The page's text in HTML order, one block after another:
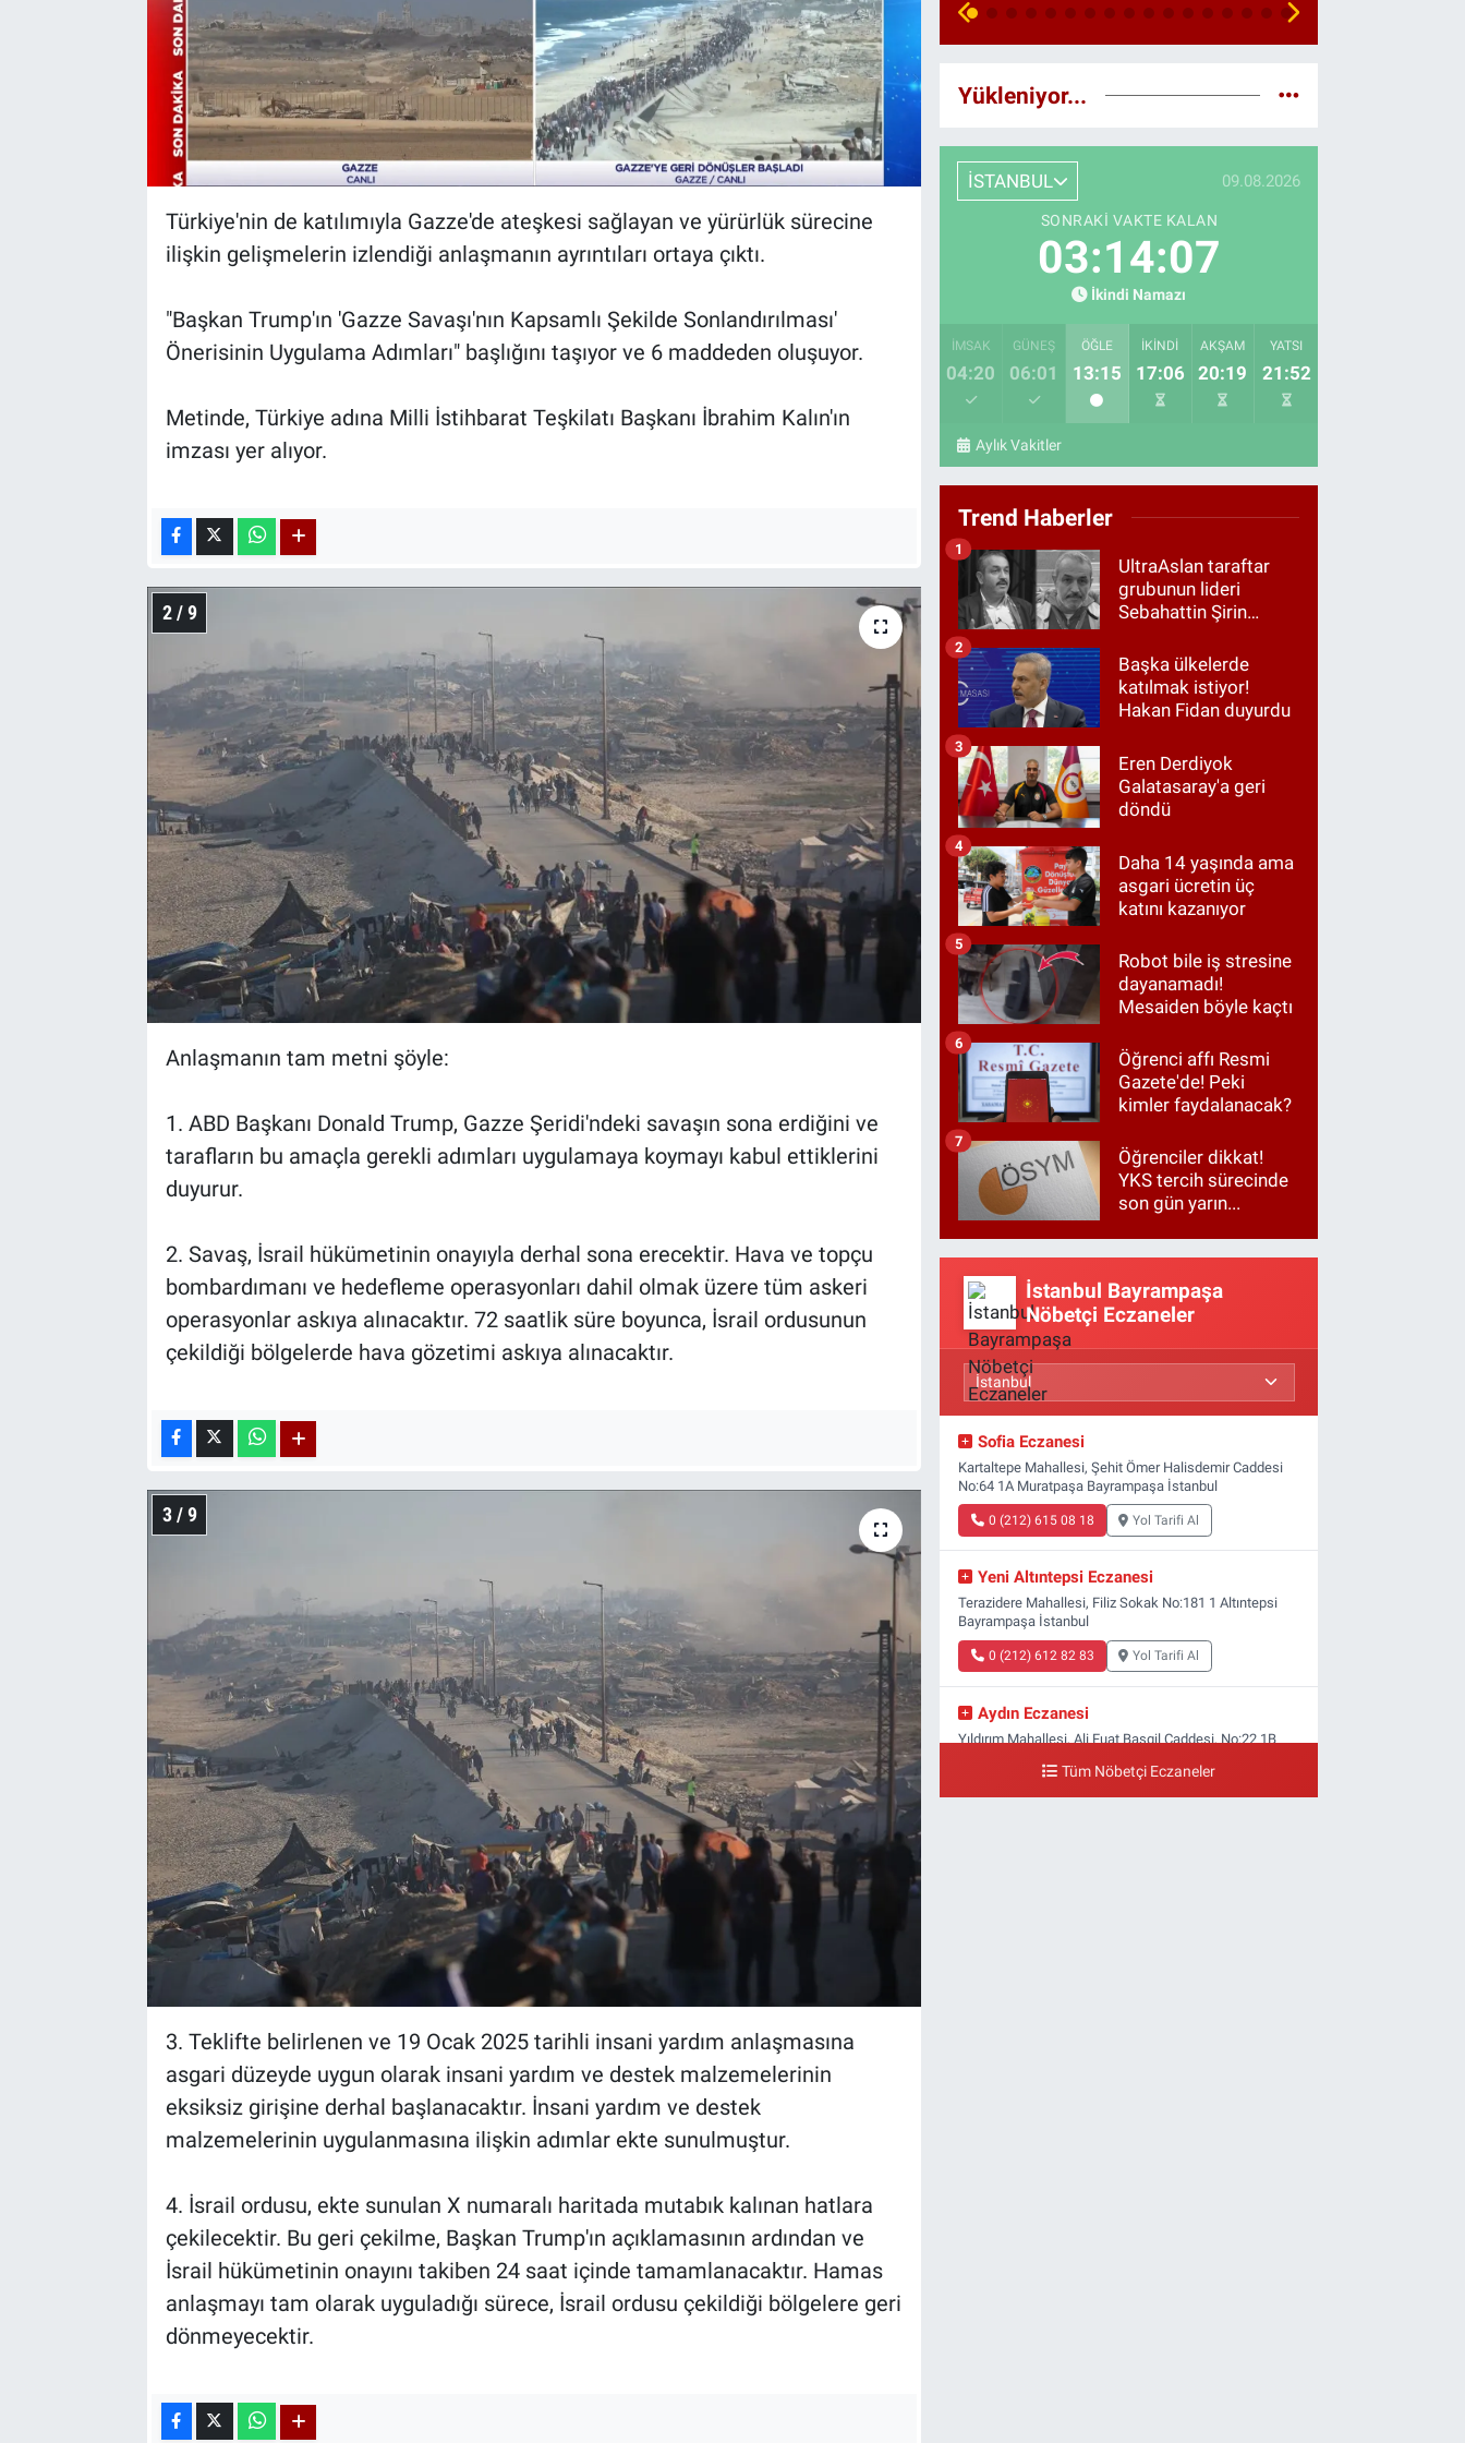
Türkiye'nin de katılımıyla Gazze'de ateşkesi sağlayan ve yürürlük sürecine
ilişkin gelişmelerin izlendiği anlaşmanın ayrıntıları ortaya çıktı.
"Başkan Trump'ın 'Gazze Savaşı'nın Kapsamlı Şekilde Sonlandırılması'
Önerisinin Uygulama Adımları" başlığını taşıyor ve 6 maddeden oluşuyor.
Metinde, Türkiye adına Milli İstihbarat Teşkilatı Başkanı İbrahim Kalın'ın
imzası yer alıyor.
2 / 9
Anlaşmanın tam metni şöyle:
1. ABD Başkanı Donald Trump, Gazze Şeridi'ndeki savaşın sona erdiğini ve
tarafların bu amaçla gerekli adımları uygulamaya koymayı kabul ettiklerini
duyurur.
2. Savaş, İsrail hükümetinin onayıyla derhal sona erecektir. Hava ve topçu
bombardımanı ve hedefleme operasyonları dahil olmak üzere tüm askeri
operasyonlar askıya alınacaktır. 72 saatlik süre boyunca, İsrail ordusunun
çekildiği bölgelerde hava gözetimi askıya alınacaktır.
3 / 9
3. Teklifte belirlenen ve 19 Ocak 2025 tarihli insani yardım anlaşmasına
asgari düzeyde uygun olarak insani yardım ve destek malzemelerinin
eksiksiz girişine derhal başlanacaktır. İnsani yardım ve destek
malzemelerinin uygulanmasına ilişkin adımlar ekte sunulmuştur.
4. İsrail ordusu, ekte sunulan X numaralı haritada mutabık kalınan hatlara
çekilecektir. Bu geri çekilme, Başkan Trump'ın açıklamasının ardından ve
İsrail hükümetinin onayını takiben 24 saat içinde tamamlanacaktır. Hamas
anlaşmayı tam olarak uyguladığı sürece, İsrail ordusu çekildiği bölgelere geri
dönmeyecektir.
Yükleniyor...
İSTANBUL 09.08.2026
SONRAKI VAKTE KALAN
03:14:05
İkindi Namazı
İMSAK
04:20
GÜNEŞ
06:01
ÖĞLE
13:15
İKINDI
17:06
AKŞAM
20:19
YATSI
21:52
Aylık Vakitler
Trend Haberler
UltraAslan taraftar
grubunun lideri
Sebahattin Şirin
1
Başka ülkelerde
katılmak istiyor!
Hakan Fidan duyurdu
2
Eren Derdiyok
Galatasaray'a geri
döndü
3
Daha 14 yaşında ama
asgari ücretin üç
katını kazanıyor
4
Robot bile iş stresine
dayanamadı!
Mesaiden böyle kaçtı
5
Öğrenci affı Resmi
Gazete'de! Peki
kimler faydalanacak?
6
Öğrenciler dikkat!
YKS tercih sürecinde
son gün yarın...
7
İstanbul Bayrampaşa
Nöbetçi Eczaneler
Sofia Eczanesi
Kartaltepe Mahallesi, Şehit Ömer Halisdemir Caddesi
No:64 1A Muratpaşa Bayrampaşa İstanbul
0 (212) 615 08 18 Yol Tarifi Al
Yeni Altıntepsi Eczanesi
Terazidere Mahallesi, Filiz Sokak No:181 1 Altıntepsi
Bayrampaşa İstanbul
0 (212) 612 82 83 Yol Tarifi Al
Aydın Eczanesi
Yıldırım Mahallesi, Ali Fuat Başgil Caddesi, No:22 1B
Tüm Nöbetçi Eczaneler